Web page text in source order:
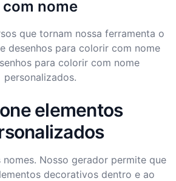
com nome
que tornam nossa ferramenta o
desenhos para colorir com nome
para colorir com nome
personalizados.
elementos
nomes. Nosso gerador permite que
decorativos dentro e ao